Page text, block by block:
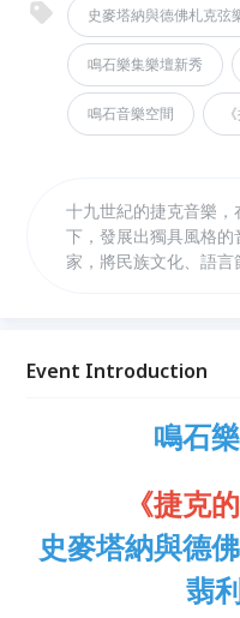
史麥塔納與德佛札克弦
鳴石樂集樂壇新秀
鳴石音樂空間
十九世紀的捷克音樂
下，發展出獨具風格
家，將民族文化、語
透過風格與情感層次鮮
Event Introduction
鳴石
《捷克
史麥塔納與德
翡